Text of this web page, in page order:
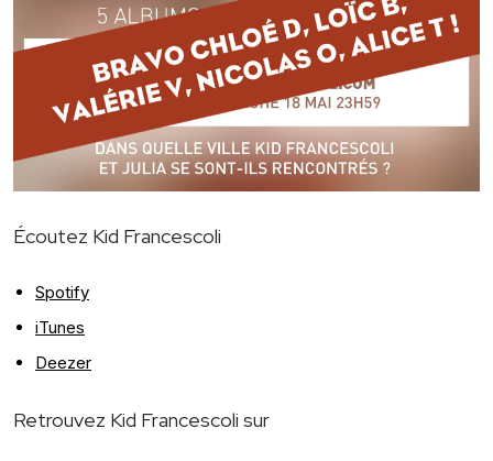
Écoutez Kid Francescoli
Spotify
iTunes
Deezer
Retrouvez Kid Francescoli sur